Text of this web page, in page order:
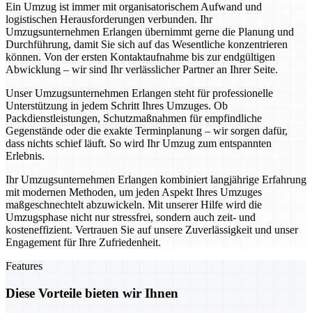
Ein Umzug ist immer mit organisatorischem Aufwand und
logistischen Herausforderungen verbunden. Ihr
Umzugsunternehmen Erlangen übernimmt gerne die Planung und
Durchführung, damit Sie sich auf das Wesentliche konzentrieren
können. Von der ersten Kontaktaufnahme bis zur endgültigen
Abwicklung – wir sind Ihr verlässlicher Partner an Ihrer Seite.
Unser Umzugsunternehmen Erlangen steht für professionelle
Unterstützung in jedem Schritt Ihres Umzuges. Ob
Packdienstleistungen, Schutzmaßnahmen für empfindliche
Gegenstände oder die exakte Terminplanung – wir sorgen dafür,
dass nichts schief läuft. So wird Ihr Umzug zum entspannten
Erlebnis.
Ihr Umzugsunternehmen Erlangen kombiniert langjährige Erfahrung
mit modernen Methoden, um jeden Aspekt Ihres Umzuges
maßgeschnechtelt abzuwickeln. Mit unserer Hilfe wird die
Umzugsphase nicht nur stressfrei, sondern auch zeit- und
kosteneffizient. Vertrauen Sie auf unsere Zuverlässigkeit und unser
Engagement für Ihre Zufriedenheit.
Features
Diese Vorteile bieten wir Ihnen